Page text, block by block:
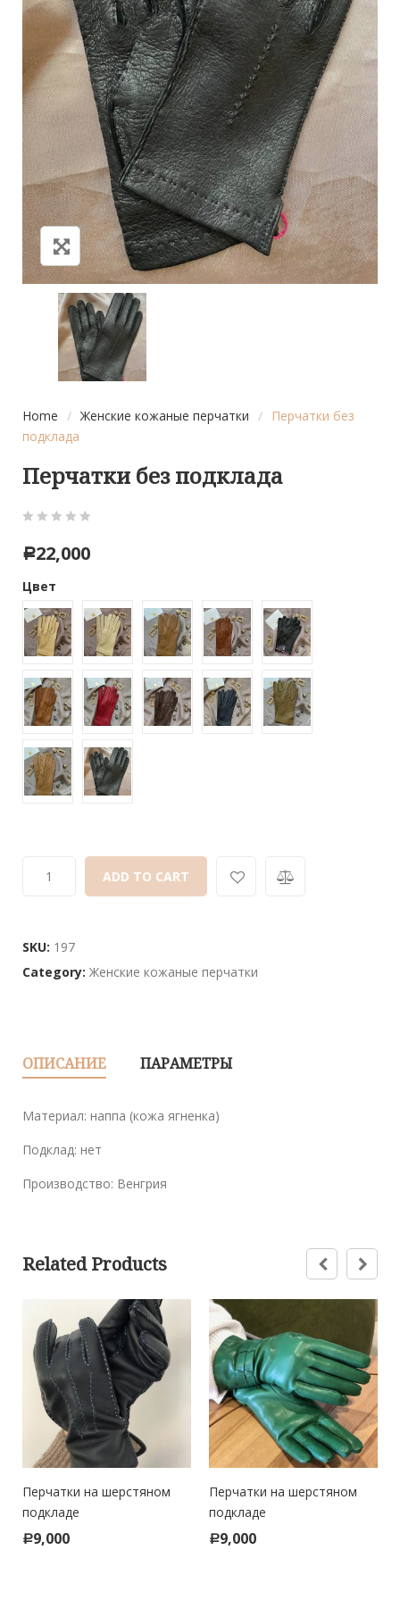
Home / Женские кожаные перчатки /
Перчатки без
подклада
Перчатки без подклада
out
of
on
customer
Р22,000
Цвет
ADD TO CART
SKU: 197
Category: Женские кожаные перчатки
ОПИСАНИЕ ПАРАМЕТРЫ
Материал: наппа (кожа ягненка)
Подклад: нет
Производство: Венгрия
Related Products
Перчатки на шерстяном
подкладе
Р9,000
Перчатки на шерстяном
подкладе
Р9,000